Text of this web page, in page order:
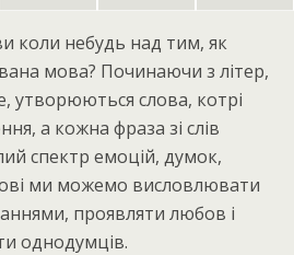
коли небудь над тим, як
мова? Починаючи з літер,
утворюються слова, котрі
а кожна фраза зі слів
спектр емоцій, думок,
ми можемо висловлювати
проявляти любов і
однодумців.